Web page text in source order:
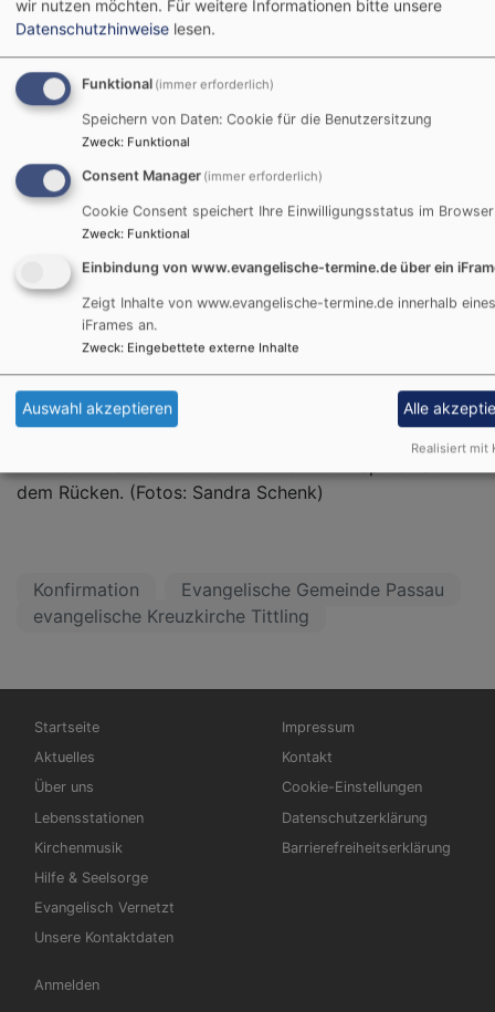
war die unverkrampfte Art, wie die vier Mädchen und
vier Jungen sich gegenseitig vorstellten, musizierten,
das Gebet anleiteten und zeigten, wie ihr Glaube in
den Monaten des Konfi-Unterrichts gestärkt worden
war. Jeder und jede trug ein T-Shirt, das auf dem
Rücken den jeweiligen Konfirmationsspruch zeigte.
Bildrechte
Ihren Müttern
überreichten sie –
anlässlich des
Muttertags – ein
Armband mit dem
Segensspruch: „Dich
schickt der Himmel“. Im
Sonnenschein noch zu einem Sektumtrunk auf dem
Kirchenvorplatz zusammen.
dem Rücken. (Fotos: Sandra Schenk)
Konfirmation
Evangelische Gemeinde Passau
evangelische Kreuzkirche Tittling
Hauptnavigation
Startseite
Aktuelles
Über uns
Lebensstationen
Kirchenmusik
Hilfe & Seelsorge
Evangelisch Vernetzt
Unsere Kontaktdaten
Fußbereichsmenü
Impressum
Kontakt
Cookie-Einstellungen
Datenschutzerklärung
Barrierefreiheitserklärung
Benutzermenü
Anmelden
wir nutzen möchten. Für weitere Informationen bitte unsere
Datenschutzhinweise lesen.
Funktional (immer erforderlich)
Speichern von Daten: Cookie für die Benutzersitzung
Zweck: Funktional
Consent Manager (immer erforderlich)
Cookie Consent speichert Ihre Einwilligungsstatus im Browser
Zweck: Funktional
Einbindung von www.evangelische-termine.de über ein
Zeigt Inhalte von www.evangelische-termine.de innerhalb eines
iFrames an.
Zweck: Eingebettete externe Inhalte
Auswahl akzeptieren Alle
Realisiert mit